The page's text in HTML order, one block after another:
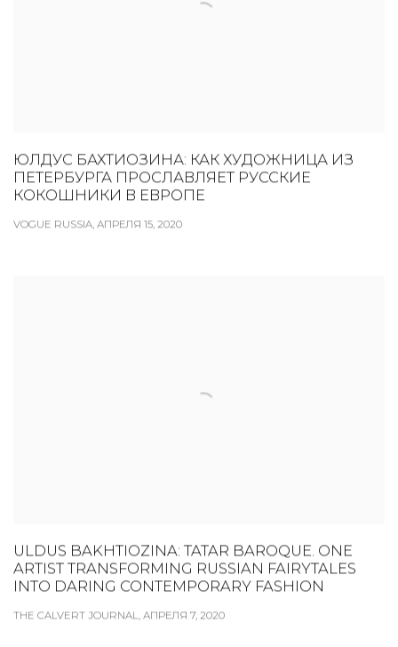
ЮЛДУС БАХТИОЗИНА: КАК ХУДОЖНИЦА ИЗ
ПЕТЕРБУРГА ПРОСЛАВЛЯЕТ РУССКИЕ
КОКОШНИКИ В ЕВРОПЕ
VOGUE RUSSIA, АПРЕЛЯ 15, 2020
ULDUS BAKHTIOZINA: TATAR BAROQUE. ONE
ARTIST TRANSFORMING RUSSIAN FAIRYTALES
INTO DARING CONTEMPORARY FASHION
THE CALVERT JOURNAL, АПРЕЛЯ 7, 2020